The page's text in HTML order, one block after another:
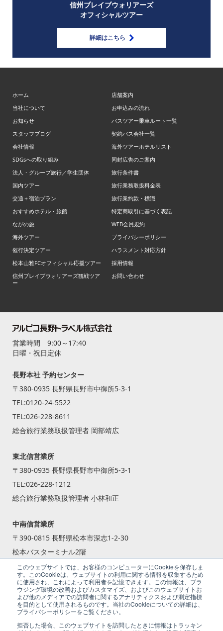
このウェブサイトでは、お客様のコンピューターにCookieを保存しま
す。このCookieは、ウェブサイトの利用に関する情報を収集するため
に使用され、これによって利用者を記憶できます。この情報は、ブラ
ウジング環境の改善およびカスタマイズ、およびこのウェブサイトお
よび他のメディアでの訪問者に関するアナリティクスおよび測定指標
を目的として使用されるものです。当社のCookieについての詳細は、
プライバシーポリシーをご覧ください。
拒否した場合、このウェブサイトを訪問したときに情報はトラッキン
信州ブレイブウォリアーズ
オフィシャルツアー
詳細はこちら
ホーム
当社について
お知らせ
スタッフブログ
会社情報
SDGsへの取り組み
法人・グループ旅行／学生団体
国内ツアー
交通＋宿泊プラン
おすすめホテル・旅館
ながの旅
海外ツアー
催行決定ツアー
松本山雅FCオフィシャル応援ツアー
信州ブレイブウォリアーズ観戦ツア
ー
店舗案内
お申込みの流れ
バスツアー乗車ルート一覧
契約バス会社一覧
海外ツアーホテルリスト
同封広告のご案内
旅行条件書
旅行業務取扱料金表
旅行業約款・標識
特定商取引に基づく表記
WEB会員規約
プライバシーポリシー
ハラスメント対応方針
採用情報
お問い合わせ
営業時間 9:00～17:40
日曜・祝日定休
長野本社 予約センター
〒380-0935 長野県長野市中御所5-3-1
TEL:0120-24-5522
TEL:026-228-8611
総合旅行業務取扱管理者 岡部靖広
東北信営業所
〒380-0935 長野県長野市中御所5-3-1
TEL:026-228-1212
総合旅行業務取扱管理者 小林和正
中南信営業所
〒390-0815 長野県松本市深志1-2-30
松本バスターミナル2階
TEL:0263-87-2240
総合旅行業務取扱管理者 籾倉 一斗